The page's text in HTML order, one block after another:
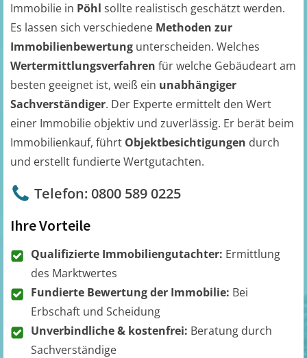
Immobilie in Pöhl sollte realistisch geschätzt werden.
Es lassen sich verschiedene Methoden zur
Immobilienbewertung unterscheiden. Welches
Wertermittlungsverfahren für welche Gebäudeart am
besten geeignet ist, weiß ein unabhängiger
Sachverständiger. Der Experte ermittelt den Wert
einer Immobilie objektiv und zuverlässig. Er berät beim
Immobilienkauf, führt Objektbesichtigungen durch
und erstellt fundierte Wertgutachten.
Telefon: 0800 589 0225
Ihre Vorteile
Qualifizierte Immobiliengutachter: Ermittlung
des Marktwertes
Fundierte Bewertung der Immobilie: Bei
Erbschaft und Scheidung
Unverbindliche & kostenfrei: Beratung durch
Sachverständige